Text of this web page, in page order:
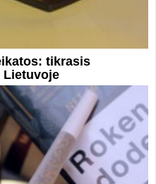
tikrasis
Lietuvoje